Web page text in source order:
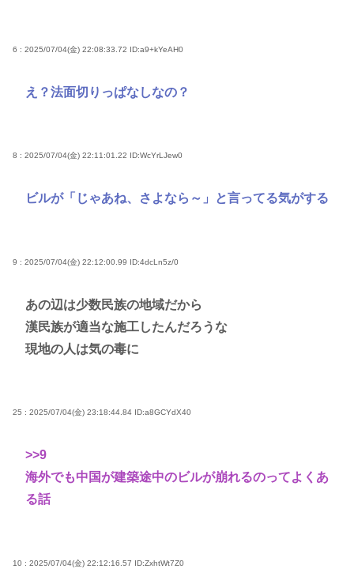
6 : 2025/07/04(金) 22:08:33.72 ID:a9+kYeAH0
え？法面切りっぱなしなの？
8 : 2025/07/04(金) 22:11:01.22 ID:WcYrLJew0
ビルが「じゃあね、さよなら～」と言ってる気がする
9 : 2025/07/04(金) 22:12:00.99 ID:4dcLn5z/0
あの辺は少数民族の地域だから
漢民族が適当な施工したんだろうな
現地の人は気の毒に
25 : 2025/07/04(金) 23:18:44.84 ID:a8GCYdX40
>>9
海外でも中国が建築途中のビルが崩れるのってよくあ
る話
10 : 2025/07/04(金) 22:12:16.57 ID:ZxhtWt7Z0